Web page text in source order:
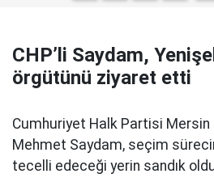
CHP’li Saydam,
örgütünü ziyaret etti
Cumhuriyet Halk Partisi Mersin
Mehmet Saydam, seçim
tecelli edeceği yerin sandık